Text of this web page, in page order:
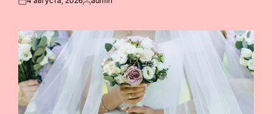
Опубликовано
Запись